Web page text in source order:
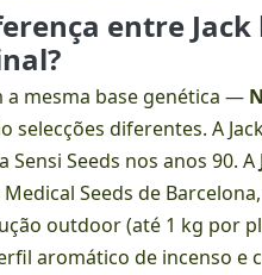
entre Jack
a mesma base genética —
selecções diferentes. A
Sensi Seeds nos anos 90. A
Seeds de
outdoor (até 1 kg por
aromático de incenso e